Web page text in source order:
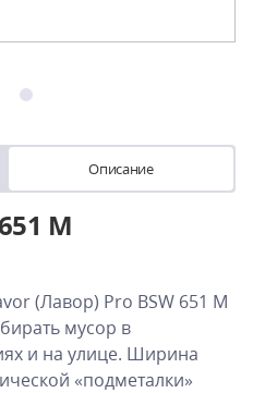
Описание
M
(Лавор) Pro BSW 651 M
мусор в
и на улице. Ширина
«подметалки»